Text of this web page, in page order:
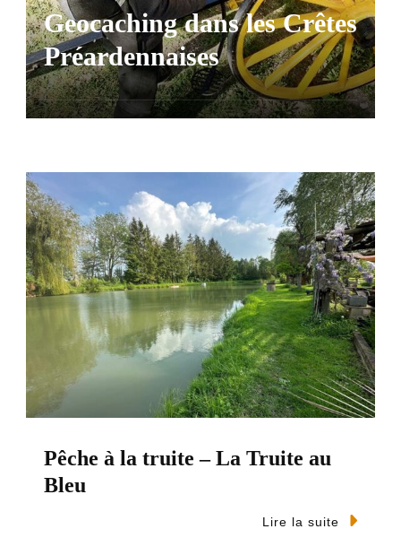
Geocaching dans les Crêtes
Préardennaises
Pêche à la truite – La Truite au
Bleu
Lire la suite